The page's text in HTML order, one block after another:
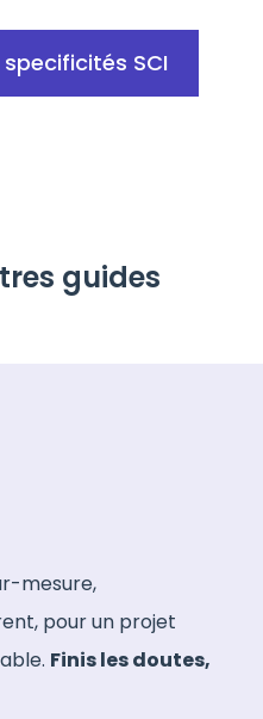
SCI
guides
mesure,
pour un projet
Finis les doutes,